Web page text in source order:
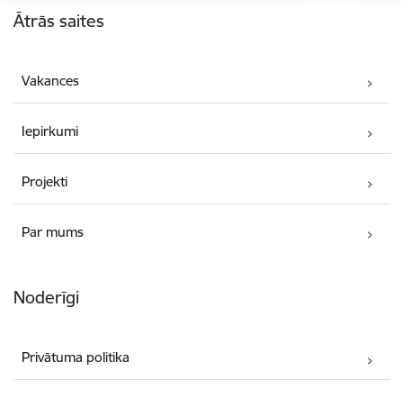
Ātrās saites
Vakances
Iepirkumi
Projekti
Par mums
Noderīgi
Privātuma politika